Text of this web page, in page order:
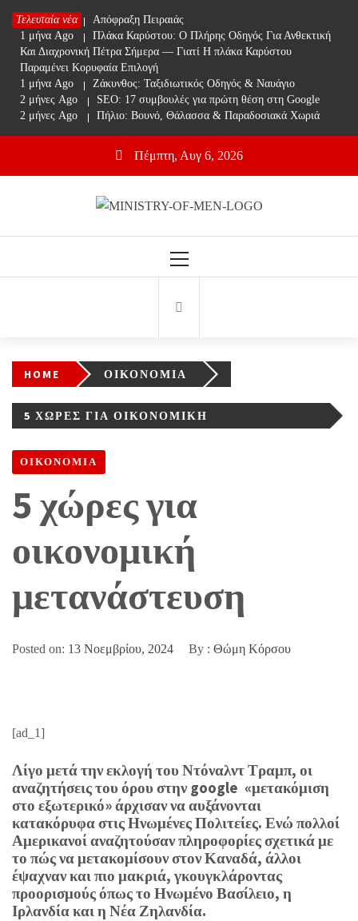
Skip
content
Τελευταία νέα
1 μήνα Ago
Απόφραξη Πειραιάς
1 μήνα Ago
Πλάκα Καρύστου: Ο Πλήρης Οδηγός Για Ανθεκτική
Και Διαχρονική Πέτρα Σήμερα — Γιατί Η πλάκα Καρύστου
Παραμένει Κορυφαία Επιλογή
1 μήνα Ago
Ζάκυνθος: Ταξιδιωτικός Οδηγός & Ναυάγιο
2 μήνες Ago
SEO: 17 συμβουλές για πρώτη θέση στη Google
2 μήνες Ago
Πήλιο: Βουνό, Θάλασσα & Παραδοσιακά Χωριά
Πέμπτη, Αυγ 6, 2026
Ministry Of Men
HOME ΟΙΚΟΝΟΜΙΑ
5 ΧΏΡΕΣ ΓΙΑ ΟΙΚΟΝΟΜΙΚΉ
ΟΙΚΟΝΟΜΙΑ
5 χώρες για
οικονομική
μετανάστευση
Posted on: 13 Νοεμβρίου, 2024 By : Θώμη Κόρσου
[ad_1]
Λίγο μετά την εκλογή του Ντόναλντ Τραμπ, οι
αναζητήσεις του όρου στην google «μετακόμιση
στο εξωτερικό» άρχισαν να αυξάνονται
κατακόρυφα στις Ηνωμένες Πολιτείες. Ενώ πολλοί
Αμερικανοί αναζητούσαν πληροφορίες σχετικά με
το πώς να μετακομίσουν στον Καναδά, άλλοι
έψαχναν και πιο μακριά, γκουγκλάροντας
προορισμούς όπως το Ηνωμένο Βασίλειο, η
Ιρλανδία και η Νέα Ζηλανδία.